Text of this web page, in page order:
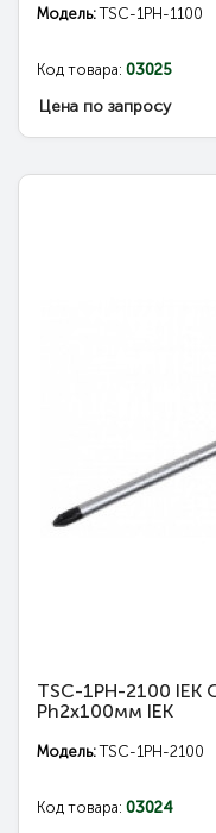
Модель:TSC-1PH-1100
Код товара: 03025
Цена по запросу
TSC-1PH-2100 IEK
Ph2х100мм IEK
Модель:TSC-1PH-2100
Код товара: 03024